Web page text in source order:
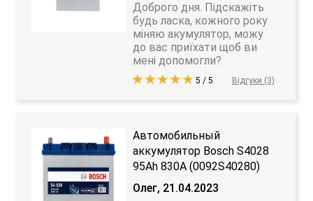
Доброго дня. Підскажіть
будь ласка, кожного року
міняю акумулятор, можу
до вас приїхати щоб ви
мені допомогли?
5 / 5 Відгуки (3)
Автомобильный
аккумулятор Bosch S4028
95Ah 830A (0092S40280)
Олег, 21.04.2023